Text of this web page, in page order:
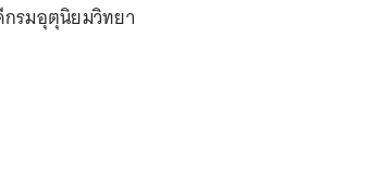
รมอุตุนิยมวิทยา